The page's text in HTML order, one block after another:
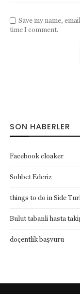
Save my name,
time I comment.
SON HABERLER
Facebook cloaker
Sohbet Ederiz
things to do in Side
Bulut tabanli hasta
doçentlik başvuru